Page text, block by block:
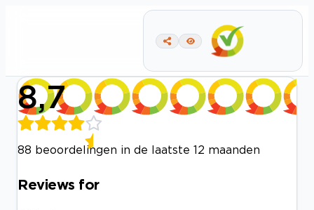
8,7
88 beoordelingen in de laatste 12 maanden
Reviews for